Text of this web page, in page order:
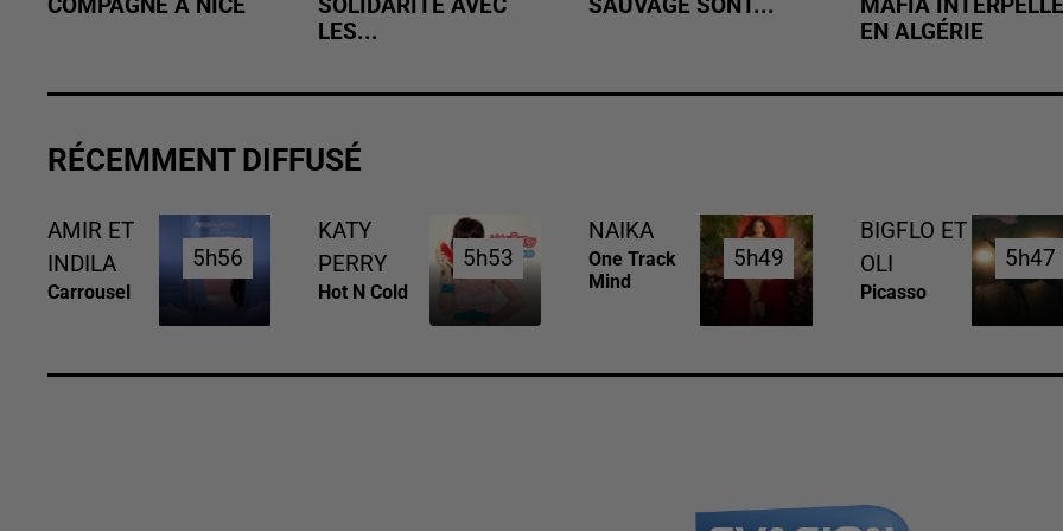
COMPAGNE À NICE
SOLIDARITÉ AVEC
LES...
SAUVAGE SONT...
MAFIA INTERPELLÉ
EN ALGÉRIE
RÉCEMMENT DIFFUSÉ
AMIR ET
INDILA
Carrousel
5h56
5h56
KATY
PERRY
Hot N Cold
5h53
5h53
NAIKA
One Track
Mind
5h49
5h49
BIGFLO ET
OLI
Picasso
5h47
5h47